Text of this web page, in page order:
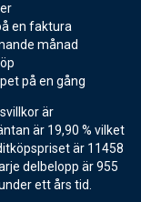
en faktura
månad
på en gång
är
är 19,90 % vilket
är 11458
delbelopp är 955
ett års tid.